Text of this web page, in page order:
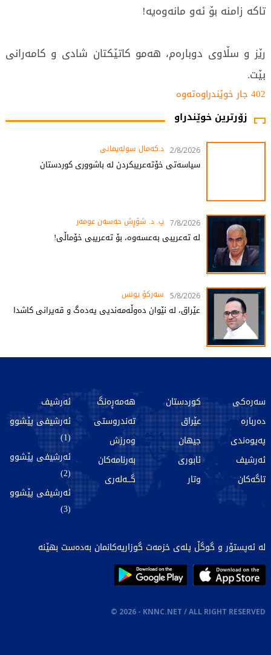
تاکە زامنە بۆ ئەو مانەوەیە!
رێز و سڵاوی دوبارەم، هەمو کاتێکتان شادی و کامەرانی
بێت.
402 جار خوێندراوەتەوە
زۆرترین خوێندراو
2/8/2026 د.کەمال سولەیمانی
سیاسەتی خۆتەعریبکردن لە باشووری کوردستان
7/8/2026 پ. د. شۆڕش حەسەن عومەر
لە تەعریبی بەعسەوە، بۆ تەعریبی خۆماڵی!
5/8/2026 سەرکۆ یونس
عێراق، لە نێوان دەوڵەمەندیی یەدەگ و قەیرانی کاشدا
سەرەکی
دەربارە
پەیوەندی
ئەرشیف
تاگەکان
کوردستان
عێراق
جیهان
ئابوری
وتار
هەمەڕەنگ
تەندروستی
وەرزش
بەرنامەکان
گـــەلەری
ئەرشیف
ئەرشیفی پێشوو
(1)
ئەرشیفی پێشوو
(2)
ئەرشیفی پێشوو
(3)
لە ئەپستۆر و گوگڵ پلەی خزمەت گوزاریەکانمان بەدەست بهێنە
© 2026 - KNNC.NET / ALL RIGHT RESERVED